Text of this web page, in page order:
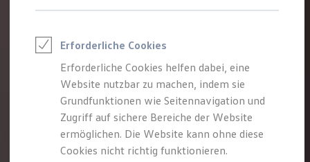
Elektromobilität bei Gebrauchtwagen
Saisonangebote
Reifenpakete
Leasing
Leasing-Angebote
Gebrauchtwagen Leasing
Junge Gebrauchtwagen-Leasing
Elektroauto Leasing
Kleinwagen-Leasing
Erforderliche Cookies
Erforderliche Cookies helfen dabei, eine
Website nutzbar zu machen, indem sie
Grundfunktionen wie Seitennavigation und
Zugriff auf sichere Bereiche der Website
ermöglichen. Die Website kann ohne diese
Cookies nicht richtig funktionieren.